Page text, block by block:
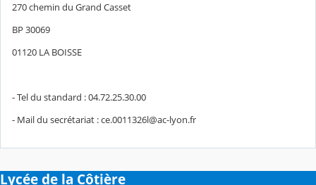
270 chemin du Grand Casset
BP 30069
01120 LA BOISSE
- Tel du standard : 04.72.25.30.00
- Mail du secrétariat : ce.0011326l@ac-lyon.fr
Lycée de la Côtière